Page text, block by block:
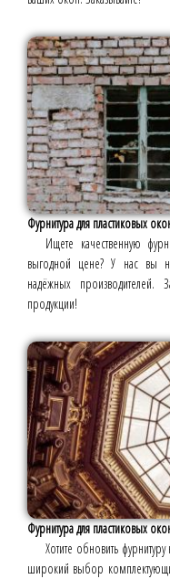
Фурнитура для пластиковых
Ищете качественную
выгодной цене? У нас вы
надёжных производителей.
продукции!
Фурнитура для пластиковых
Хотите обновить
широкий выбор